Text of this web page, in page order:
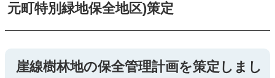
元町特別緑地保全地区)策定
崖線樹林地の保全管理計画を策定しまし